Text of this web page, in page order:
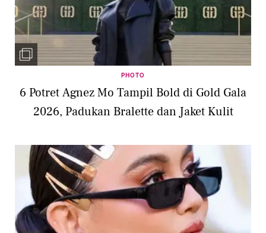
PHOTO
6 Potret Agnez Mo Tampil Bold di Gold Gala
2026, Padukan Bralette dan Jaket Kulit